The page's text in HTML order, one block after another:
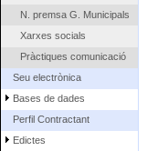
N. premsa G. Municipals
Xarxes socials
Pràctiques comunicació
Seu electrònica
Bases de dades
Perfil Contractant
Edictes